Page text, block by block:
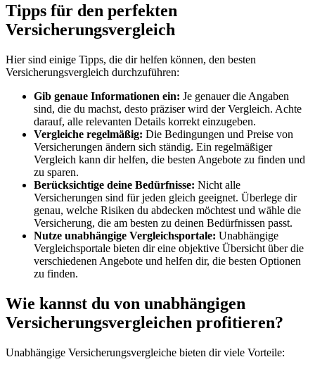
Tipps für den perfekten
Versicherungsvergleich
Hier sind einige Tipps, die dir helfen können, den besten
Versicherungsvergleich durchzuführen:
Gib genaue Informationen ein: Je genauer die Angaben
sind, die du machst, desto präziser wird der Vergleich. Achte
darauf, alle relevanten Details korrekt einzugeben.
Vergleiche regelmäßig: Die Bedingungen und Preise von
Versicherungen ändern sich ständig. Ein regelmäßiger
Vergleich kann dir helfen, die besten Angebote zu finden und
zu sparen.
Berücksichtige deine Bedürfnisse: Nicht alle
Versicherungen sind für jeden gleich geeignet. Überlege dir
genau, welche Risiken du abdecken möchtest und wähle die
Versicherung, die am besten zu deinen Bedürfnissen passt.
Nutze unabhängige Vergleichsportale: Unabhängige
Vergleichsportale bieten dir eine objektive Übersicht über die
verschiedenen Angebote und helfen dir, die besten Optionen
zu finden.
Wie kannst du von unabhängigen
Versicherungsvergleichen profitieren?
Unabhängige Versicherungsvergleiche bieten dir viele Vorteile: